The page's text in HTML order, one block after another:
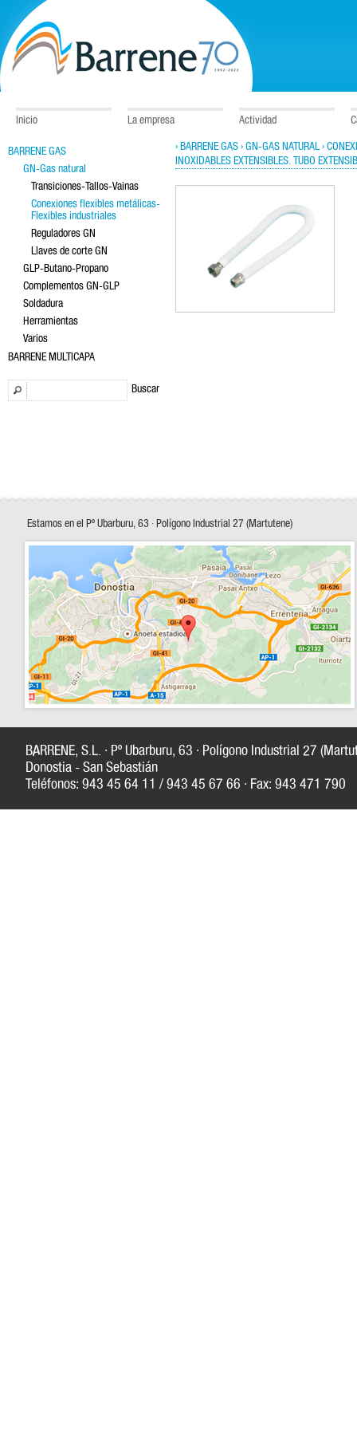
Inicio La empresa Actividad
BARRENE GAS
GN-Gas natural
Transiciones-Tallos-Vainas
Conexiones flexibles metálicas-
Flexibles industriales
Reguladores GN
Llaves de corte GN
GLP-Butano-Propano
Complementos GN-GLP
Soldadura
Herramientas
Varios
BARRENE MULTICAPA
Buscar
› BARRENE GAS › GN-GAS NATURAL ›
INOXIDABLES EXTENSIBLES. TUBO
Estamos en el Pº Ubarburu, 63 · Polígono Industrial 27 (Martutene)
BARRENE, S.L. · Pº Ubarburu, 63 · Polígono Industrial 27
Donostia - San Sebastián
Teléfonos: 943 45 64 11 / 943 45 67 66 · Fax: 943 471 790